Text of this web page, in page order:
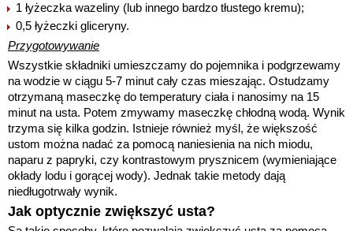
1 łyżeczka wazeliny (lub innego bardzo tłustego kremu);
0,5 łyżeczki gliceryny.
Przygotowywanie
Wszystkie składniki umieszczamy do pojemnika i podgrzewamy
na wodzie w ciągu 5-7 minut cały czas mieszając. Ostudzamy
otrzymaną maseczkę do temperatury ciała i nanosimy na 15
minut na usta. Potem zmywamy maseczkę chłodną wodą. Wynik
trzyma się kilka godzin. Istnieje również myśl, że większość
ustom można nadać za pomocą naniesienia na nich miodu,
naparu z papryki, czy kontrastowym prysznicem (wymieniające
okłady lodu i gorącej wody). Jednak takie metody dają
niedługotrwały wynik.
Jak optycznie zwiększyć usta?